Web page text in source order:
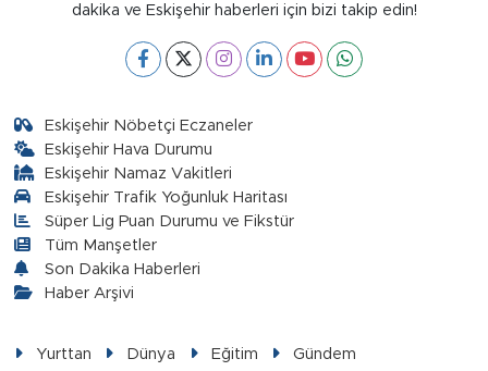
dakika ve Eskişehir haberleri için bizi takip edin!
Eskişehir Nöbetçi Eczaneler
Eskişehir Hava Durumu
Eskişehir Namaz Vakitleri
Eskişehir Trafik Yoğunluk Haritası
Süper Lig Puan Durumu ve Fikstür
Tüm Manşetler
Son Dakika Haberleri
Haber Arşivi
Yurttan Dünya Eğitim
Gündem